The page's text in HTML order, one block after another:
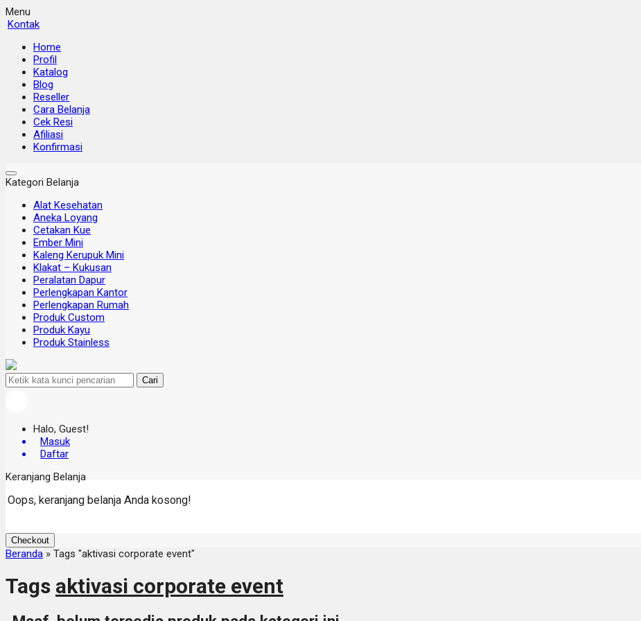
Menu
Kontak
Home
Profil
Katalog
Blog
Reseller
Cara Belanja
Cek Resi
Afiliasi
Konfirmasi
Kategori Belanja
Alat Kesehatan
Aneka Loyang
Cetakan Kue
Ember Mini
Kaleng Kerupuk Mini
Klakat – Kukusan
Peralatan Dapur
Perlengkapan Kantor
Perlengkapan Rumah
Produk Custom
Produk Kayu
Produk Stainless
Cari
Halo, Guest!
Masuk
Daftar
Keranjang Belanja
Oops, keranjang belanja Anda kosong!
Checkout
Beranda » Tags "aktivasi corporate event"
Tags aktivasi corporate event